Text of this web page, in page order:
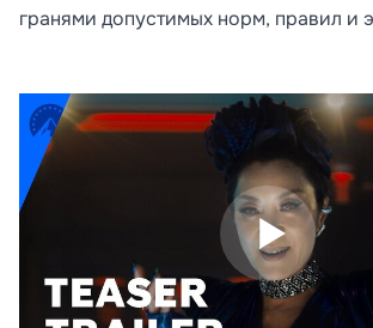
гранями допустимых норм, правил и